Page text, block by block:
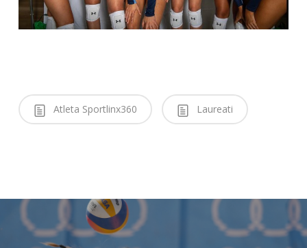
Atleta Sportlinx360 Laureati